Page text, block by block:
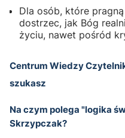
Dla osób, które
dostrzec, jak Bóg
życiu, nawet pośród
Centrum Wiedzy
szukasz
Na czym polega "logika
Skrzypczak?